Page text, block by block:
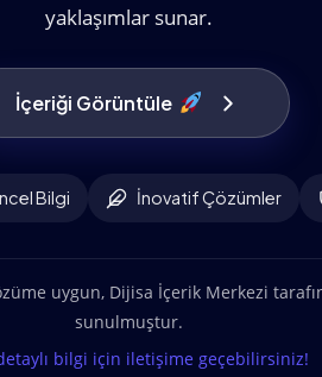
yaklaşımlar sunar.
İçeriği Görüntüle
Bilgi İnovatif Çözümler
uygun, Dijisa İçerik Merkezi
sunulmuştur.
bilgi için iletişime geçebilirsiniz!